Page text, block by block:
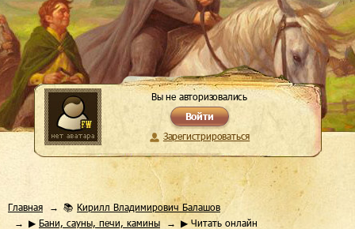
Вы не авторизовались
Войти
Зарегистрироваться
Главная 📚 Кирилл Владимирович Балашов
▶ Бани, сауны, печи, камины ▶ Читать онлайн